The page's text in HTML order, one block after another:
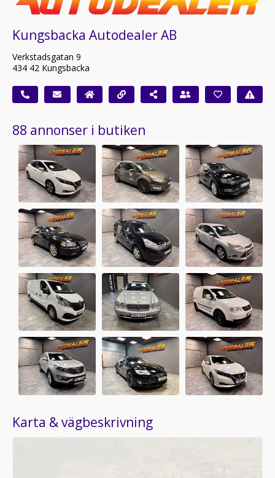
Kungsbacka Autodealer AB
Verkstadsgatan 9
434 42 Kungsbacka
88 annonser i butiken
Karta & vägbeskrivning